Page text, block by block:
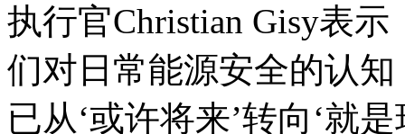
执行官Christian Gisy表
们对日常能源安全的认
已从‘或许将来’转向‘就是